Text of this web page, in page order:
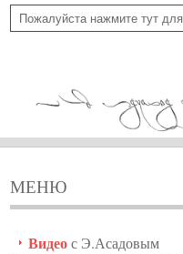
МЕНЮ
Видеос Э.Асадовым